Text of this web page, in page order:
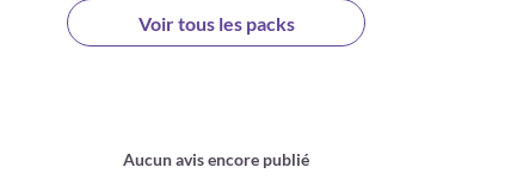
Voir tous les packs
Aucun avis encore publié